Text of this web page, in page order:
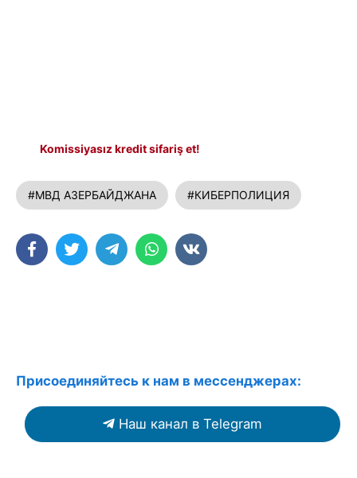
Komissiyasız kredit sifariş et!
#МВД АЗЕРБАЙДЖАНА #КИБЕРПОЛИЦИЯ
Присоединяйтесь к нам в мессенджерах:
Наш канал в Telegram